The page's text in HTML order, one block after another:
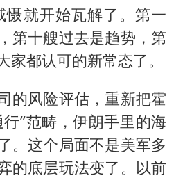
慑就开始瓦解了。第一
第十艘过去是趋势，第
家都认可的新常态了。
的风险评估，重新把霍
”范畴，伊朗手里的海
。这个局面不是美军多
的底层玩法变了。以前